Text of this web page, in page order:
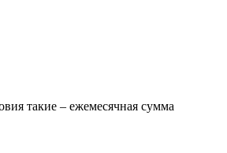
такие – ежемесячная сумма